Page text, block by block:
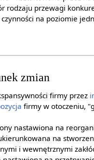
rodzaju przewagi
czynności na poziomie
zmian
firmy przez
firmy w otoczeniu,
nastawiona na
na
i wewnętrznymi